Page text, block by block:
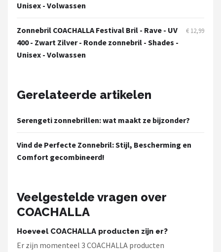
Unisex - Volwassen
Zonnebril COACHALLA Festival Bril - Rave - UV
400 - Zwart Zilver - Ronde zonnebril - Shades -
Unisex - Volwassen
€ 12,99
Gerelateerde artikelen
Serengeti zonnebrillen: wat maakt ze bijzonder?
Vind de Perfecte Zonnebril: Stijl, Bescherming en
Comfort gecombineerd!
Veelgestelde vragen over
COACHALLA
Hoeveel COACHALLA producten zijn er?
Er zijn momenteel 3 COACHALLA producten